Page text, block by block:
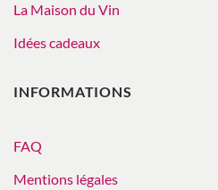
La Maison du Vin
Idées cadeaux
INFORMATIONS
FAQ
Mentions légales